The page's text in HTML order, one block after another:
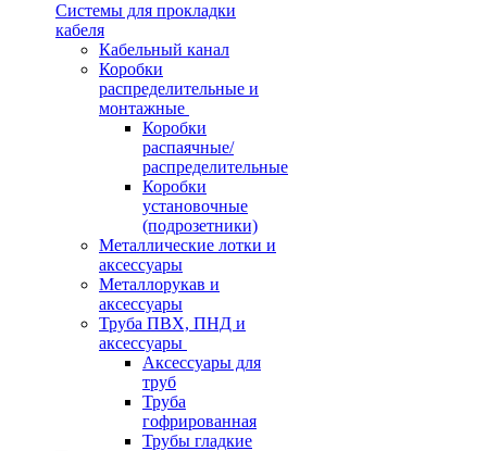
Системы для прокладки
кабеля
Кабельный канал
Коробки
распределительные и
монтажные
Коробки
распаячные/
распределительные
Коробки
установочные
(подрозетники)
Металлические лотки и
аксессуары
Металлорукав и
аксессуары
Труба ПВХ, ПНД и
аксессуары
Аксессуары для
труб
Труба
гофрированная
Трубы гладкие